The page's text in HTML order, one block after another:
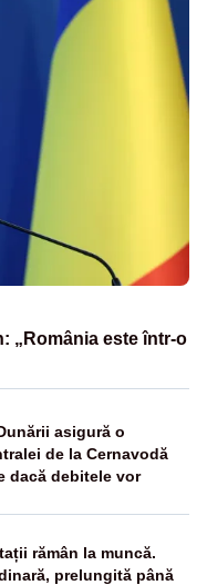
„România este într-o
asigură o
de la Cernavodă
dacă debitele vor
rămân la muncă.
prelungită până